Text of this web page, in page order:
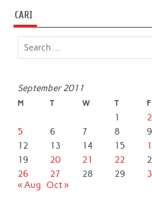
CARI
September 2011
M T W T F
1 2
5
6 7 8 9
12
13 14 15
19
20 21 22
26
27 28 29
« Aug
Oct »